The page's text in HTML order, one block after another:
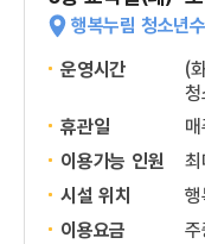
행복누림 청소년
운영시간
(
휴관일
이용가능 인원
시설 위치
이용요금